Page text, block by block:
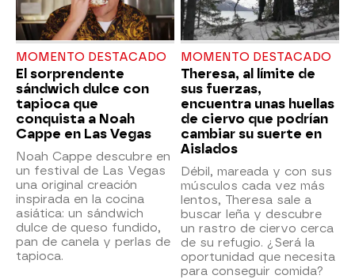
MOMENTO DESTACADO
El sorprendente
sándwich dulce con
tapioca que
conquista a Noah
Cappe en Las Vegas
Noah Cappe descubre en
un festival de Las Vegas
una original creación
inspirada en la cocina
asiática: un sándwich
dulce de queso fundido,
pan de canela y perlas de
tapioca.
MOMENTO DESTACADO
Theresa, al límite de
sus fuerzas,
encuentra unas huellas
de ciervo que podrían
cambiar su suerte en
Aislados
Débil, mareada y con sus
músculos cada vez más
lentos, Theresa sale a
buscar leña y descubre
un rastro de ciervo cerca
de su refugio. ¿Será la
oportunidad que necesita
para conseguir comida?